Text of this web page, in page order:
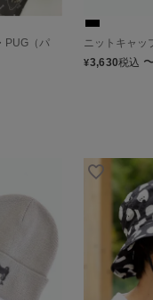
PUG（パ
ニットキャッ
¥3,630税込